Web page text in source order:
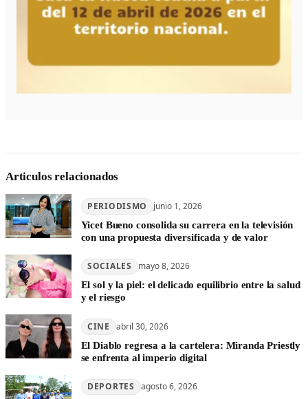
Articulos relacionados
PERIODISMO junio 1, 2026
Yicet Bueno consolida su carrera en la televisión
con una propuesta diversificada y de valor
SOCIALES mayo 8, 2026
El sol y la piel: el delicado equilibrio entre la salud
y el riesgo
CINE abril 30, 2026
El Diablo regresa a la cartelera: Miranda Priestly
se enfrenta al imperio digital
DEPORTES agosto 6, 2026